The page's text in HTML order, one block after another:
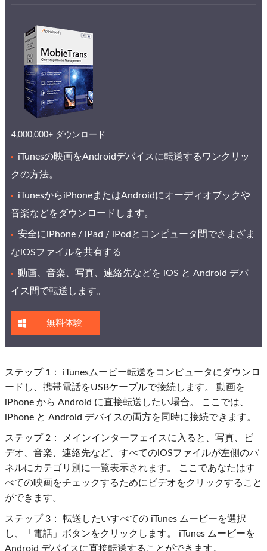
4,000,000+ ダウンロード
iTunesの映画をAndroidデバイスに転送するワンクリッ
クの方法。
iTunesからiPhoneまたはAndroidにオーディオブックや
音楽などをダウンロードします。
安全にiPhone / iPad / iPodとコンピュータ間でさまざま
なiOSファイルを共有する
動画、音楽、写真、連絡先などを iOS と Android デバ
イス間で転送します。
無料体験
ステップ 1： iTunesムービー転送をコンピュータにダウンロ
ードし、携帯電話をUSBケーブルで接続します。 動画を
iPhone から Android に直接転送したい場合。 ここでは、
iPhone と Android デバイスの両方を同時に接続できます。
ステップ 2：
メインインターフェイスに入ると、写真、ビ
デオ、音楽、連絡先など、すべてのiOSファイルが左側のパ
ネルにカテゴリ別に一覧表示されます。 ここであなたはす
べての映画をチェックするためにビデオをクリックすること
ができます。
ステップ 3： 転送したいすべての iTunes ムービーを選択
し、「電話」ボタンをクリックします。 iTunes ムービーを
Android デバイスに直接転送することができます。